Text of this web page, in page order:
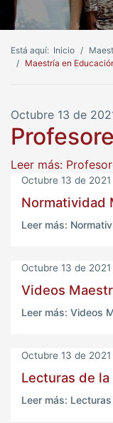
Está aquí: Inicio
Maestría en
Octubre 13 de
Leer más:
Octubre 13 de 2021
Normatividad
Leer más:
Octubre 13 de 2021
Videos
Leer más: Videos
Octubre 13 de 2021
Lecturas de
Leer más: